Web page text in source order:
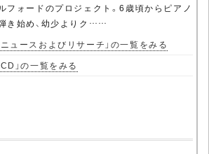
フォードのプロジェクト。6歳頃からピアノ
き始め、幼少よりク……
ニュースおよびリサーチ」の一覧をみる
CD」の一覧をみる